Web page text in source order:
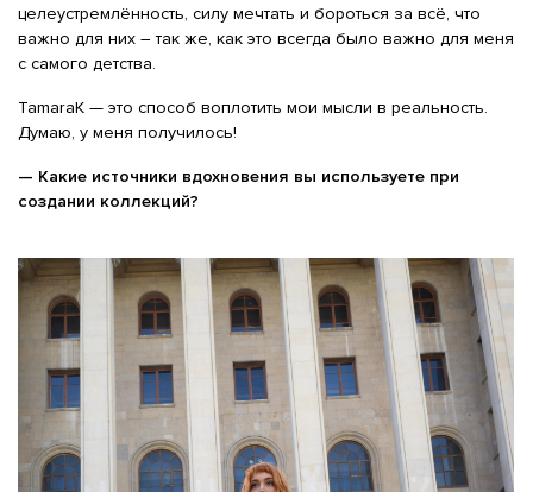
целеустремлённость, силу мечтать и бороться за всё, что
важно для них – так же, как это всегда было важно для меня
с самого детства.
TamaraK — это способ воплотить мои мысли в реальность.
Думаю, у меня получилось!
— Какие источники вдохновения вы используете при
создании коллекций?